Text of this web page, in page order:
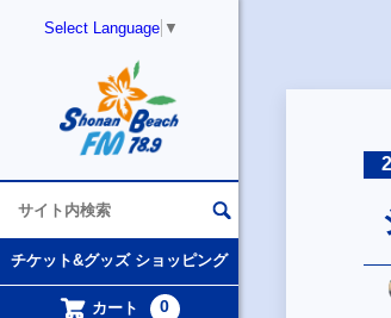
Select Language ▼
チケット&グッズ ショッピング
カート 0